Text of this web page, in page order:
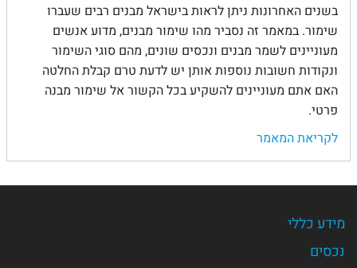
בשנים האחרונות ניתן לראות בישראל מבנים רבים שעברו
שימור. במאמר זה נסביר מהו שימור מבנים, מדוע אנשים
מעוניינים לשמר מבנים ונכסים שונים, מהם סוגי השימור
ונקודות חשובות נוספות אותן יש לדעת טרם קבלת החלטה
האם אתם מעוניינים להשקיע בכל הקשור אל שימור מבנה
פרטי.
לקריאת המאמר
מידע כללי
נכסים